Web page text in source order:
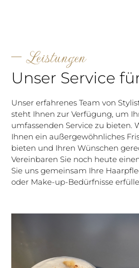
Leistungen
Unser Service
Unser erfahrenes Team von
steht Ihnen zur Verfügung, um
umfassenden Service zu bieten.
Ihnen ein außergewöhnliches
bieten und Ihren Wünschen
Vereinbaren Sie noch heute
Sie uns gemeinsam Ihre
oder Make-up-Bedürfnisse